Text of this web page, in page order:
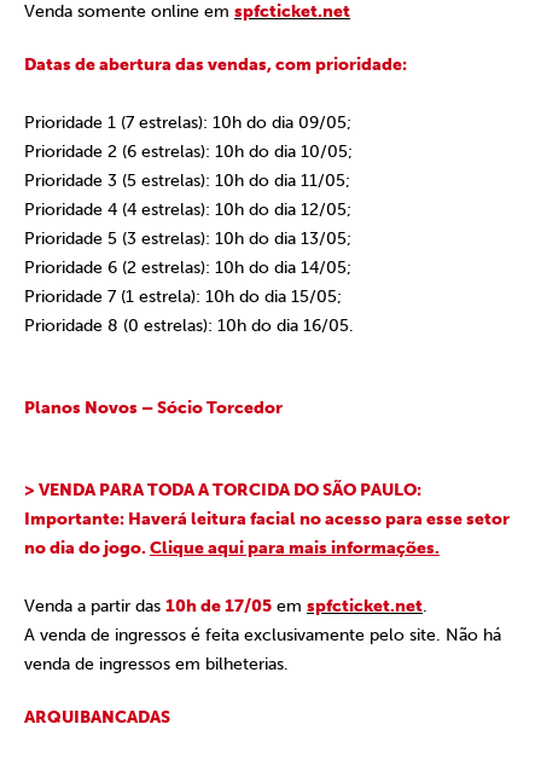
Venda somente online em spfcticket.net
Datas de abertura das vendas, com prioridade:
Prioridade 1 (7 estrelas): 10h do dia 09/05;
Prioridade 2 (6 estrelas): 10h do dia 10/05;
Prioridade 3 (5 estrelas): 10h do dia 11/05;
Prioridade 4 (4 estrelas): 10h do dia 12/05;
Prioridade 5 (3 estrelas): 10h do dia 13/05;
Prioridade 6 (2 estrelas): 10h do dia 14/05;
Prioridade 7 (1 estrela): 10h do dia 15/05;
Prioridade 8 (0 estrelas): 10h do dia 16/05.
Planos Novos – Sócio Torcedor
> VENDA PARA TODA A TORCIDA DO SÃO PAULO:
Importante: Haverá leitura facial no acesso para esse setor
no dia do jogo.Clique aqui para mais informações.
Venda a partir das 10h de 17/05 em spfcticket.net.
A venda de ingressos é feita exclusivamente pelo site. Não há
venda de ingressos em bilheterias.
ARQUIBANCADAS